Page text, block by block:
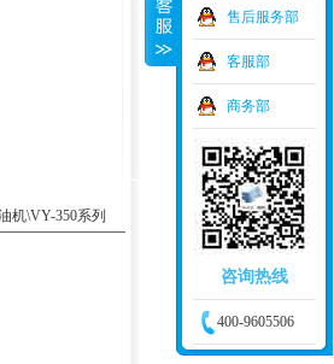
机\VY-350系列
售后服务部
客服部
商务部
咨询热线
400-9605506